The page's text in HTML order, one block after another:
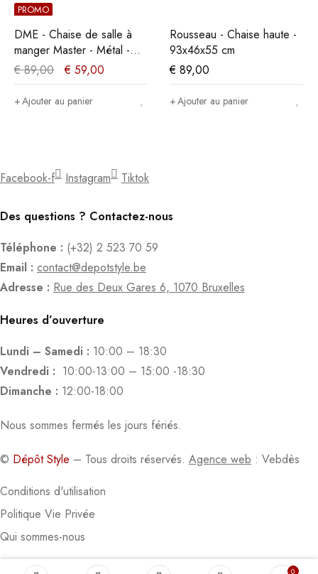
PROMO
DME - Chaise de salle à
manger Master - Métal -
Noir - 35x86x36cm
€89,00 € 59,00
Ajouter au panier
Rousseau - Chaise haute -
93x46x55 cm
€ 89,00
Ajouter au panier
Facebook-f Instagram Tiktok
Des questions ? Contactez-nous
Téléphone : (+32) 2 523 70 59
Email : contact@depotstyle.be
Adresse : Rue des Deux Gares 6, 1070 Bruxelles
Heures d’ouverture
Lundi – Samedi : 10:00 – 18:30
Vendredi : 10:00-13:00 – 15:00 -18:30
Dimanche : 12:00-18:00
Nous sommes fermés les jours fériés.
© Dépôt Style – Tous droits réservés. Agence web : Vebdès
Conditions d'utilisation
Politique Vie Privée
Qui sommes-nous
0